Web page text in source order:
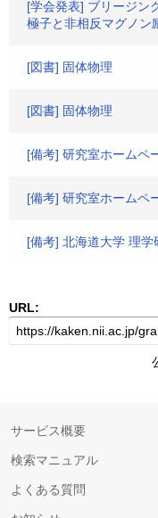
[学会発表] ブリージン
極子と非相反マグノン
[図書] 固体物理
[図書] 固体物理
[備考] 研究室ホームペ
[備考] 研究室ホームペ
[備考] 北海道大学 理
URL:
サービス概要
検索マニュアル
よくある質問